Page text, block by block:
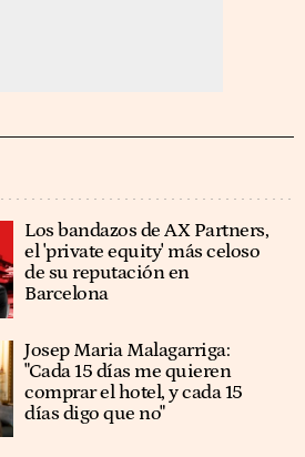
Los bandazos de AX Partners,
el 'private equity' más celoso
de su reputación en
Barcelona
​​Josep Maria Malagarriga:
"Cada 15 días me quieren
comprar el hotel, y cada 15
días digo que no"